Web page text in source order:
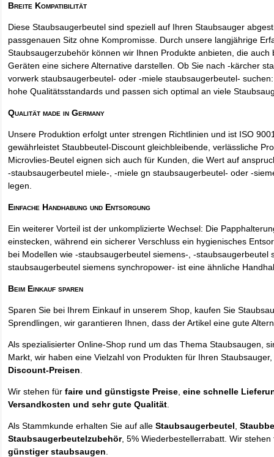
Breite Kompatibilität
Diese Staubsaugerbeutel sind speziell auf Ihren Staubsauger
passgenauen Sitz ohne Kompromisse. Durch unsere langjährige
Staubsaugerzubehör können wir Ihnen Produkte anbieten, die auch
Geräten eine sichere Alternative darstellen. Ob Sie nach -kärcher
vorwerk staubsaugerbeutel- oder -miele staubsaugerbeutel-
hohe Qualitätsstandards und passen sich optimal an viele
Qualität made in Germany
Unsere Produktion erfolgt unter strengen Richtlinien und ist ISO
gewährleistet Staubbeutel-Discount gleichbleibende, verlässliche
Microvlies-Beutel eignen sich auch für Kunden, die Wert auf
-staubsaugerbeutel miele-, -miele gn staubsaugerbeutel- oder -
legen.
Einfache Handhabung und Entsorgung
Ein weiterer Vorteil ist der unkomplizierte Wechsel: Die
einstecken, während ein sicherer Verschluss ein hygienisches
bei Modellen wie -staubsaugerbeutel siemens-, -staubsaugerbeutel
staubsaugerbeutel siemens synchropower- ist eine ähnliche
Beim Einkauf sparen
Sparen Sie bei Ihrem Einkauf in unserem Shop, kaufen Sie
Sprendlingen, wir garantieren Ihnen, dass der Artikel eine gute
Als spezialisierter Online-Shop rund um das Thema Staubsaugen,
Markt, wir haben eine Vielzahl von Produkten für Ihren
Discount-Preisen.
Wir stehen fürfaire und günstigste Preise,eine schnelle
Versandkosten und sehr gute Qualität.
Als Stammkunde erhalten Sie auf alleStaubsaugerbeutel,
Staubsaugerbeutelzubehör, 5% Wiederbestellerrabatt. Wir
günstiger staubsaugen.